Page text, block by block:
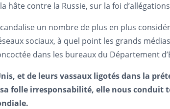
hâte contre la Russie, sur la foi
un nombre de plus en plus
sociaux, à quel point les grands
dans les bureaux du Département
et de leurs vassaux ligotés dans la
folle irresponsabilité, elle nous